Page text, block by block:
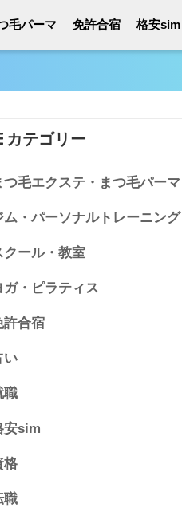
毛パーマ 免許合宿 格安sim
カテゴリー
つ毛エクステ・まつ毛パーマ
ム・パーソナルトレーニング
クール・教室
ガ・ピラティス
許合宿
い
職
安sim
格
職